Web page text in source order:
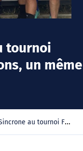
tournoi
un même
France 98 : deux éditions, un même esprit